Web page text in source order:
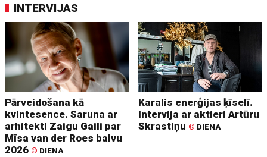
INTERVIJAS
Pārveidošana kā
kvintesence. Saruna ar
arhitekti Zaigu Gaili par
Mīsa van der Roes balvu
2026 © DIENA
Karalis enerģijas ķīselī.
Intervija ar aktieri Artūru
Skrastiņu © DIENA